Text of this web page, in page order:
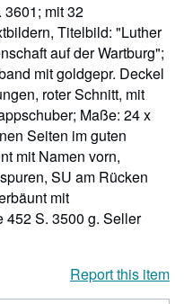
3601; mit 32
Titelbild: "Luther
auf der Wartburg";
mit goldgepr. Deckel
roter Schnitt, mit
Maße: 24 x
Seiten im guten
mit Namen vorn,
SU am Rücken
mit
452 S. 3500 g. Seller
Report this item